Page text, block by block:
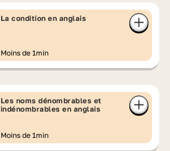
La condition en anglais
Moins de 1min
Les noms dénombrables et
indénombrables en anglais
Moins de 1min